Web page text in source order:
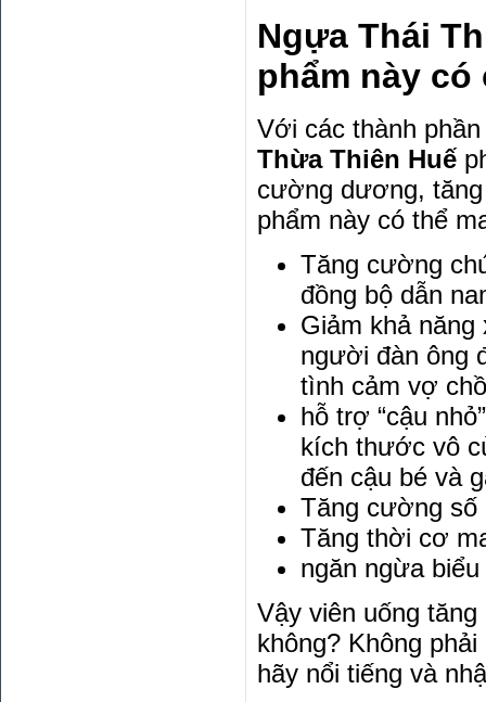
Ngựa Thái
phẩm này
Với các thành
Thừa Thiên Huế
cường dương,
phẩm này có thể
Tăng cường
đồng bộ dẫn
Giảm khả
người đàn ông
tình cảm vợ
hỗ trợ “cậu
kích thước vô
đến cậu bé và
Tăng cường số
Tăng thời cơ
ngăn ngừa
Vậy viên uống
không? Không
hãy nổi tiếng và